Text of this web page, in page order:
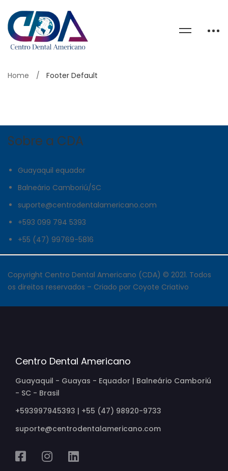
Home Footer Default
Sobre a CDA
Guayaquil equador
Balneário Camboriú/SC
suporte@centrodentalamericano.com
+593 099 794 5393
+55 (47) 99769-5816
Copyright Centro Dental Americano (CDA) © 2021. Todos
os direitos reservados – Criado por Coyote Criativo
Centro Dental Americano
Guayaquil - Guayas - Equador | Balneário Camboriú
- SC - Brasil
+593997945393 | +55 (47) 98920-9733
suporte@centrodentalamericano.com